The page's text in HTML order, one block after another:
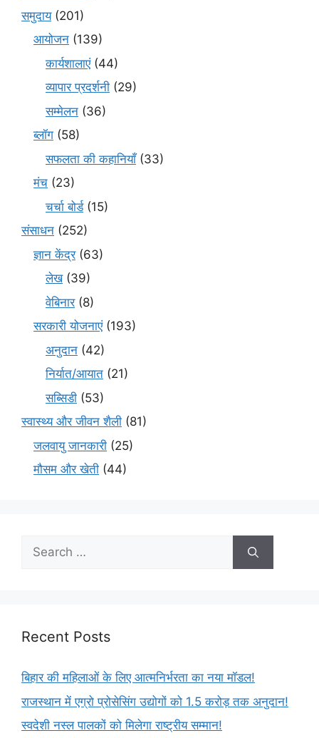
समुदाय(201)
आयोजन (139)
कार्यशालाएं(44)
व्यापार प्रदर्शनी (29)
सम्मेलन (36)
ब्लॉग (58)
सफलता की कहानियाँ(33)
मंच (23)
चर्चा बोर्ड(15)
संसाधन (252)
ज्ञान केंद्र(63)
लेख(39)
वेबिनार(8)
सरकारी योजनाएं(193)
अनुदान (42)
निर्यात/आयात (21)
सब्सिडी (53)
स्वास्थ्य और जीवन शैली (81)
जलवायु जानकारी (25)
मौसम और खेती (44)
Recent Posts
बिहार की महिलाओं के लिए आत्मनिर्भरता का नया मॉडल!
राजस्थान में एग्रो प्रोसेसिंग उद्योगों को 1.5 करोड़ तक अनुदान!
स्वदेशी नस्ल पालकों को मिलेगा राष्ट्रीय सम्मान!